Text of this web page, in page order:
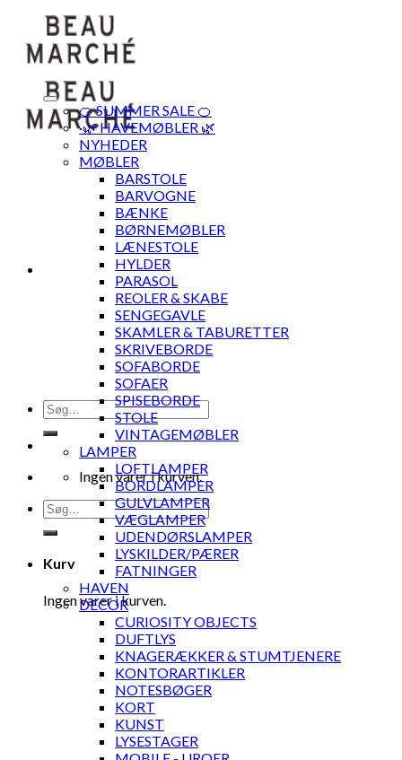
content
Søg
efter:
Ingen varer i kurven.
Søg
efter:
Kurv
Ingen varer i kurven.
🍊 SUMMER SALE 🍊
·🌿 HAVEMØBLER 🌿
NYHEDER
MØBLER
BARSTOLE
BARVOGNE
BÆNKE
BØRNEMØBLER
LÆNESTOLE
HYLDER
PARASOL
REOLER & SKABE
SENGEGAVLE
SKAMLER & TABURETTER
SKRIVEBORDE
SOFABORDE
SOFAER
SPISEBORDE
STOLE
VINTAGEMØBLER
LAMPER
LOFTLAMPER
BORDLAMPER
GULVLAMPER
VÆGLAMPER
UDENDØRSLAMPER
LYSKILDER/PÆRER
FATNINGER
HAVEN
DECOR
CURIOSITY OBJECTS
DUFTLYS
KNAGERÆKKER & STUMTJENERE
KONTORARTIKLER
NOTESBØGER
KORT
KUNST
LYSESTAGER